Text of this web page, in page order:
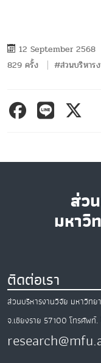
12 September 2568
829 ครั้ง
#ส่วนบริหาร
ส่ว
มหาวิ
ติดต่อเรา
ส่วนบริหารงานวิจัย มหาวิท
จ.เชียงราย 57100 โทรศัพท์.